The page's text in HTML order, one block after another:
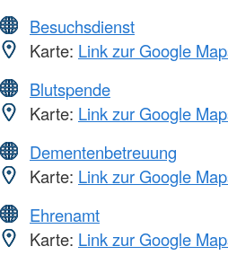
Besuchsdienst
Karte: Link zur Google
Blutspende
Karte: Link zur Google
Dementenbetreuung
Karte: Link zur Google
Ehrenamt
Karte: Link zur Google